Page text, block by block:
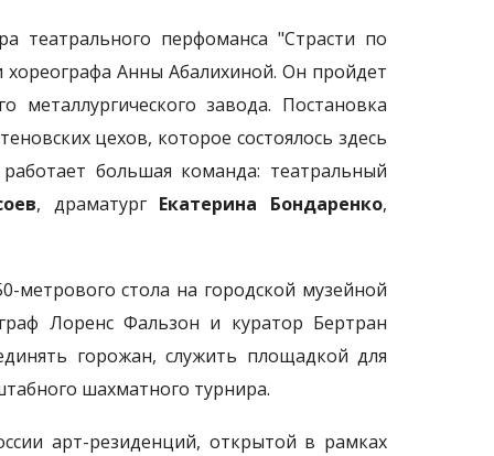
театрального перфоманса "Страсти по
хореографа Анны Абалихиной. Он пройдет
металлургического завода. Постановка
цехов, которое состоялось здесь
большая команда: театральный
, драматург Екатерина Бондаренко,
метрового стола на городской музейной
Лоренс Фальзон и куратор Бертран
горожан, служить площадкой для
шахматного турнира.
арт-резиденций, открытой в рамках